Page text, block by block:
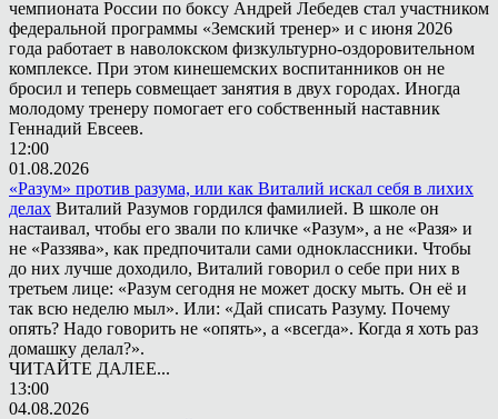
чемпионата России по боксу Андрей Лебедев стал участником
федеральной программы «Земский тренер» и с июня 2026
года работает в наволокском физкультурно-оздоровительном
комплексе. При этом кинешемских воспитанников он не
бросил и теперь совмещает занятия в двух городах. Иногда
молодому тренеру помогает его собственный наставник
Геннадий Евсеев.
12:00
01.08.2026
«Разум» против разума, или как Виталий искал себя в лихих
делах Виталий Разумов гордился фамилией. В школе он
настаивал, чтобы его звали по кличке «Разум», а не «Разя» и
не «Раззява», как предпочитали сами одноклассники. Чтобы
до них лучше доходило, Виталий говорил о себе при них в
третьем лице: «Разум сегодня не может доску мыть. Он её и
так всю неделю мыл». Или: «Дай списать Разуму. Почему
опять? Надо говорить не «опять», а «всегда». Когда я хоть раз
домашку делал?».
ЧИТАЙТЕ ДАЛЕЕ...
13:00
04.08.2026